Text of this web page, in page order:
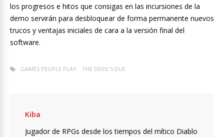
los progresos e hitos que consigas en las incursiones de la
demo servirán para desbloquear de forma permanente nuevos
trucos y ventajas iniciales de cara a la versión final del
software.
GAMES PEOPLE PLAY THE DEVIL’S DUE
Kiba
Jugador de RPGs desde los tiempos del mítico Diablo